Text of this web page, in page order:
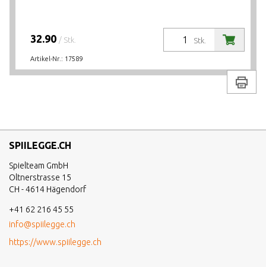
Stk.
32.90 / Stk.
Artikel-Nr.: 17589
SPIILEGGE.CH
Spielteam GmbH
Oltnerstrasse 15
CH - 4614 Hägendorf
+41 62 216 45 55
info@spiilegge.ch
https://www.spiilegge.ch